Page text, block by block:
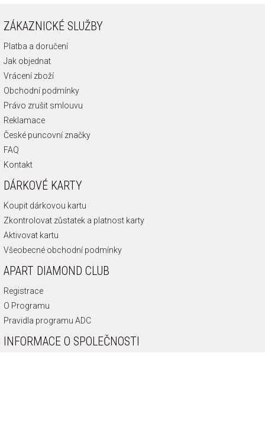
ZÁKAZNICKÉ SLUŽBY
Platba a doručení
Jak objednat
Vrácení zboží
Obchodní podmínky
Právo zrušit smlouvu
Reklamace
České puncovní značky
FAQ
Kontakt
DÁRKOVÉ KARTY
Koupit dárkovou kartu
Zkontrolovat zůstatek a platnost karty
Aktivovat kartu
Všeobecné obchodní podmínky
APART DIAMOND CLUB
Registrace
O Programu
Pravidla programu ADC
INFORMACE O SPOLEČNOSTI